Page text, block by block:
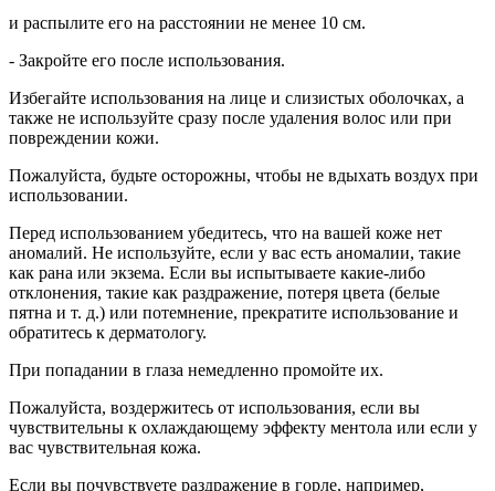
и распылите его на расстоянии не менее 10 см.
- Закройте его после использования.
Избегайте использования на лице и слизистых оболочках, а
также не используйте сразу после удаления волос или при
повреждении кожи.
Пожалуйста, будьте осторожны, чтобы не вдыхать воздух при
использовании.
Перед использованием убедитесь, что на вашей коже нет
аномалий. Не используйте, если у вас есть аномалии, такие
как рана или экзема. Если вы испытываете какие-либо
отклонения, такие как раздражение, потеря цвета (белые
пятна и т. д.) или потемнение, прекратите использование и
обратитесь к дерматологу.
При попадании в глаза немедленно промойте их.
Пожалуйста, воздержитесь от использования, если вы
чувствительны к охлаждающему эффекту ментола или если у
вас чувствительная кожа.
Если вы почувствуете раздражение в горле, например,